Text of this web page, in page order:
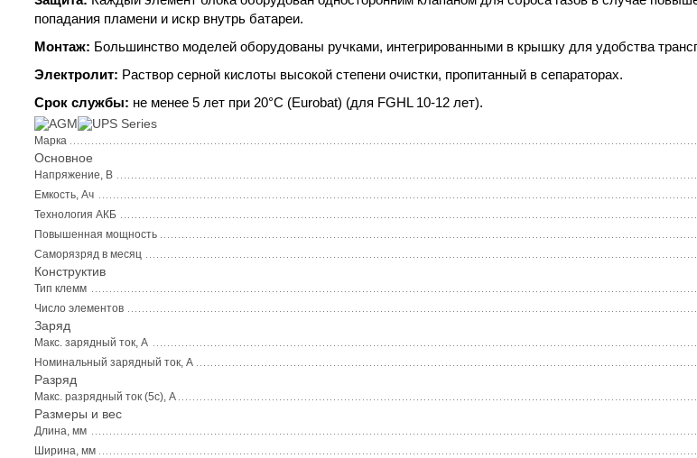
попадания пламени и искр внутрь батареи.
Монтаж: Большинство моделей оборудованы ручками, интегрированными в крышку для удобства
Электролит: Раствор серной кислоты высокой степени очистки, пропитанный в сепараторах.
Срок службы: не менее 5 лет при 20°C (Eurobat) (для FGHL 10-12 лет).
Марка
Основное
Напряжение, В
Емкость, Ач
Технология АКБ
Повышенная мощность
Саморязряд в месяц
Конструктив
Тип клемм
Число элементов
Заряд
Макс. зарядный ток, А
Номинальный зарядный ток, А
Разряд
Макс. разрядный ток (5с), А
Размеры и вес
Длина, мм
Ширина, мм